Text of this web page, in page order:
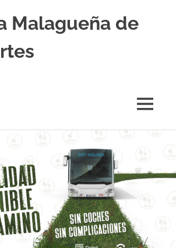
Malagueña de
MENÚ